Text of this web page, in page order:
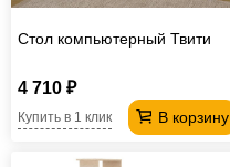
Стол компьютерный Твити
4 710 ₽
В корзину
Купить в 1 клик